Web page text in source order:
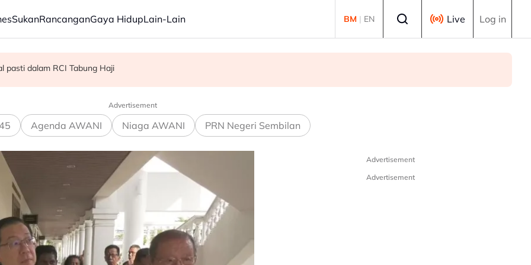
SukanRancanganGaya HidupLain-Lain BM | EN Live Log in
Thailand
pasti dalam RCI Tabung Haji
'dua pusat pengaruh' - Mujibu
Advertisement
Agenda AWANI Niaga AWANI PRN Negeri Sembilan
Advertisement
Advertisement